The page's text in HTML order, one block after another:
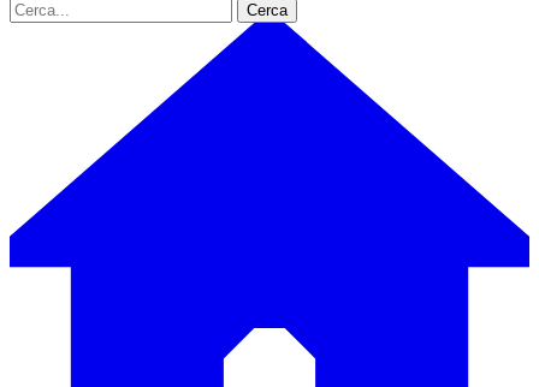
Cerca